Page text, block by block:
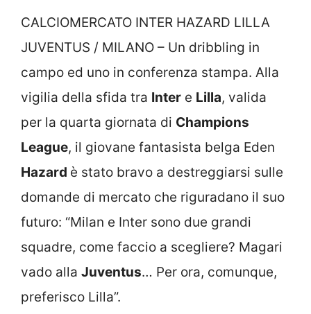
CALCIOMERCATO INTER HAZARD LILLA
JUVENTUS / MILANO – Un dribbling in
campo ed uno in conferenza stampa. Alla
vigilia della sfida tra Inter e Lilla, valida
per la quarta giornata di Champions
League, il giovane fantasista belga Eden
Hazard è stato bravo a destreggiarsi sulle
domande di mercato che riguradano il suo
futuro: “Milan e Inter sono due grandi
squadre, come faccio a scegliere? Magari
vado alla Juventus… Per ora, comunque,
preferisco Lilla”.